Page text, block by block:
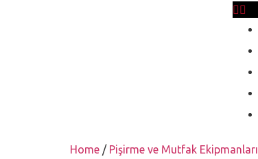
Home / Pişirme ve Mutfak Ekipmanları